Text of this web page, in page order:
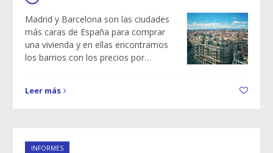
Madrid y Barcelona son las ciudades
más caras de España para comprar
una vivienda y en ellas encontramos
los barrios con los precios por…
Leer más
INFORMES